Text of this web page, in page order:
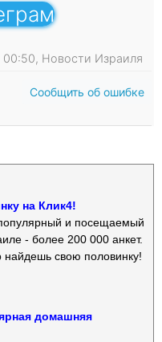
Новости Израиля
Сообщить об ошибке
на Клик4!
и посещаемый
- более 200 000 анкет.
найдешь свою половинку!
домашняя